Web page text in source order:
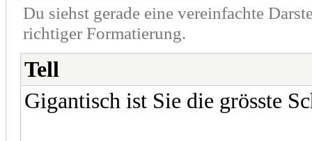
Du siehst gerade eine vereinfachte
richtiger Formatierung.
Tell
Gigantisch ist Sie die grösste